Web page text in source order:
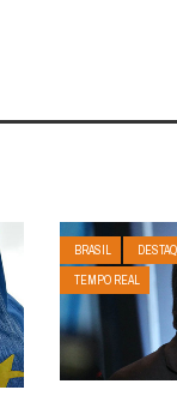
BRASIL
TEMPO REAL